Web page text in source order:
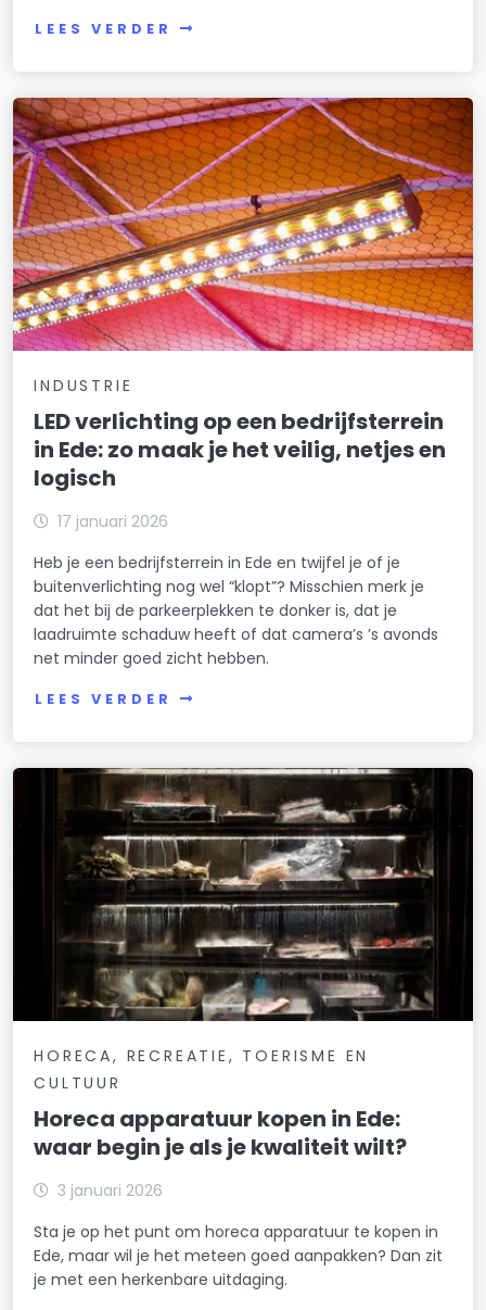
LEES VERDER
INDUSTRIE
LED verlichting op een bedrijfsterrein
in Ede: zo maak je het veilig, netjes en
logisch
17 januari 2026
Heb je een bedrijfsterrein in Ede en twijfel je of je
buitenverlichting nog wel “klopt”? Misschien merk je
dat het bij de parkeerplekken te donker is, dat je
laadruimte schaduw heeft of dat camera’s ’s avonds
net minder goed zicht hebben.
LEES VERDER
HORECA, RECREATIE, TOERISME EN
CULTUUR
Horeca apparatuur kopen in Ede:
waar begin je als je kwaliteit wilt?
3 januari 2026
Sta je op het punt om horeca apparatuur te kopen in
Ede, maar wil je het meteen goed aanpakken? Dan zit
je met een herkenbare uitdaging.